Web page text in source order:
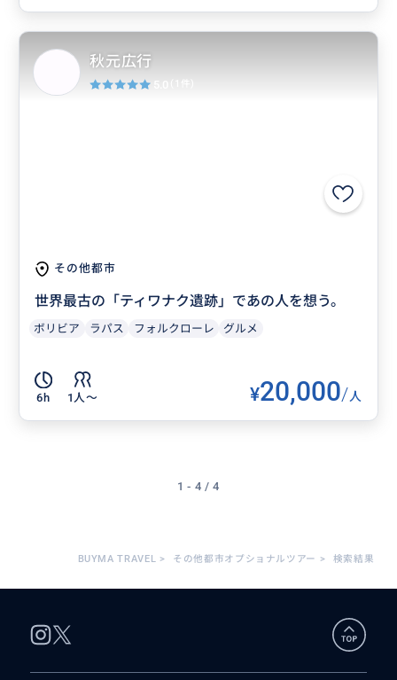
その他都市
世界最古の「ティワナク遺跡」であの人を想う。
ボリビア ラパス フォルクローレ グルメ
6h 1人〜 ¥20,000/人
秋元広行
5.0
1 - 4 / 4
BUYMA TRAVEL > その他都市オプショナルツアー > 検索結果